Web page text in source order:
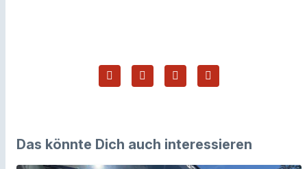
Das könnte Dich auch interessieren